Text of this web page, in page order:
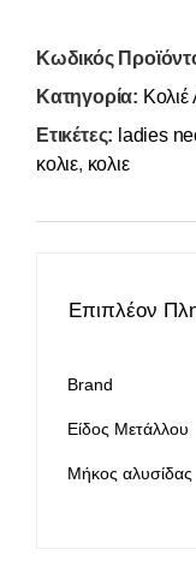
Κωδικός
Κατηγορία: Κολιέ
Ετικέτες: ladies
κολιε, κολιε
Επιπλέον
Brand
Είδος Μετάλλου
Μήκος αλυσίδας